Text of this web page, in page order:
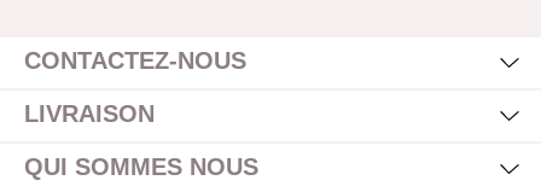
CONTACTEZ-NOUS
LIVRAISON
QUI SOMMES NOUS